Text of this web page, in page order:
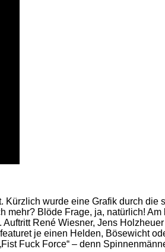
wurde eine Grafik durch die
mehr? Blöde Frage, ja, natürlich! Am
René Wiesner, Jens
je einen Helden, Bösewicht
Fuck Force“ – denn